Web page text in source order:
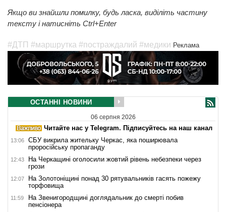
Якщо ви знайшли помилку, будь ласка, виділіть частину
тексту і натисніть Ctrl+Enter
#ДТП #маршрутка #постраждалий #медики Реклама
ОСТАННІ НОВИНИ
06 серпня 2026
Читайте нас у Telegram. Підписуйтесь на наш канал
13:06
СБУ викрила жительку Черкас, яка поширювала
проросійську пропаганду
12:43
На Черкащині оголосили жовтий рівень небезпеки через
грози
12:07
На Золотоніщині понад 30 рятувальників гасять пожежу
торфовища
11:59
На Звенигородщині доглядальник до смерті побив
пенсіонера